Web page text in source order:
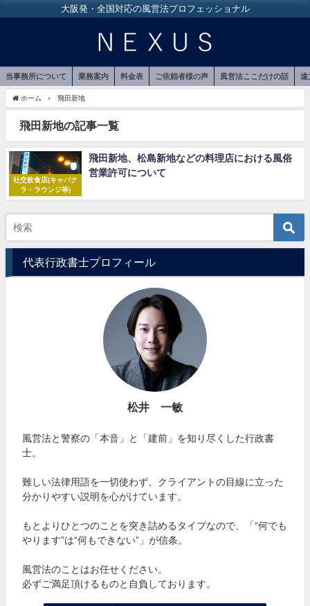
大阪発・全国対応の風営法プロフェッショナル
当事務所について 業務案内 料金表 ご依頼者様の声 風営法ここだけの話 遠
ホーム 飛田新地
飛田新地の記事一覧
社交飲食店(キャバク
ラ・ラウンジ等)
飛田新地、松島新地などの料理店における風俗
営業許可について
代表行政書士プロフィール
松井 一敏
風営法と警察の「本音」と「建前」を知り尽くした行政書
士。
難しい法律用語を一切使わず、クライアントの目線に立った
分かりやすい説明を心がけています。
もとよりひとつのことを突き詰めるタイプなので、「“何でも
やります”は“何もできない”」が信条。
風営法のことはお任せください。
必ずご満足頂けるものと自負しております。